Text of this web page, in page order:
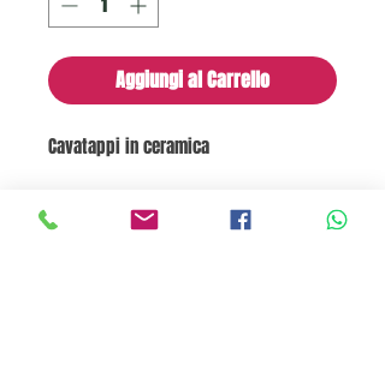
Aggiungi al Carrello
Cavatappi in ceramica